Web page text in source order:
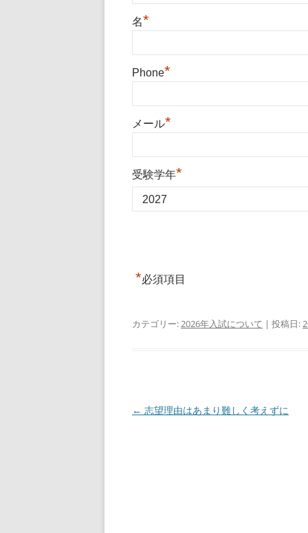
名*
Phone*
メール*
受験学年*
*必須項目
カテゴリー:2026年入試について | 投稿日:
投
← 志望理由はあまり難しく考えずに